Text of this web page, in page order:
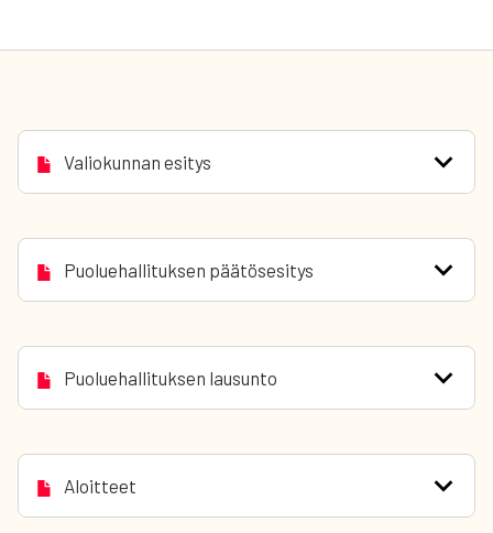
Valiokunnan esitys
Puoluehallituksen päätösesitys
Puoluehallituksen lausunto
Aloitteet